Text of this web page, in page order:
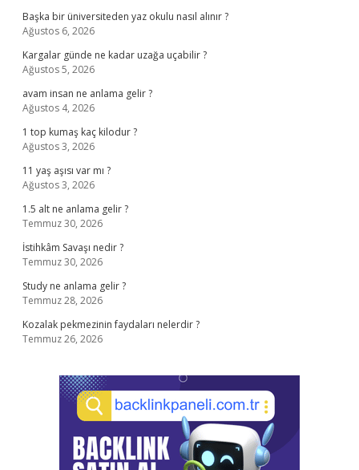
Başka bir üniversiteden yaz okulu nasıl alınır ?
Ağustos 6, 2026
Kargalar günde ne kadar uzağa uçabilir ?
Ağustos 5, 2026
avam insan ne anlama gelir ?
Ağustos 4, 2026
1 top kumaş kaç kilodur ?
Ağustos 3, 2026
11 yaş aşısı var mı ?
Ağustos 3, 2026
1.5 alt ne anlama gelir ?
Temmuz 30, 2026
İstihkâm Savaşı nedir ?
Temmuz 30, 2026
Study ne anlama gelir ?
Temmuz 28, 2026
Kozalak pekmezinin faydaları nelerdir ?
Temmuz 26, 2026